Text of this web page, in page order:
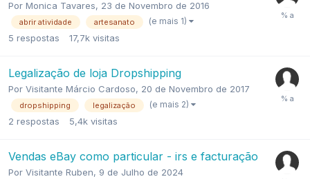
Por Monica Tavares, 23 de Novembro de 2016
abrir atividade artesanato (e mais 1)
5 respostas 17,7k visitas
Legalização de loja Dropshipping
Por Visitante Márcio Cardoso, 20 de Novembro de 2017
dropshipping legalização (e mais 2)
2 respostas 5,4k visitas
Vendas eBay como particular - irs e facturação
Por Visitante Ruben, 9 de Julho de 2024